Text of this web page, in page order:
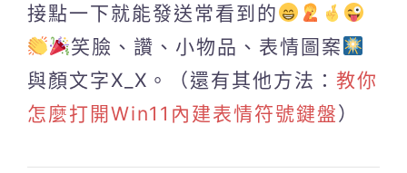
接點一下就能發送常看到的
笑臉、讚、小物品、表情圖案
與顏文字X_X。（還有其他方法： 教你
怎麼打開Win11內建表情符號鍵盤）